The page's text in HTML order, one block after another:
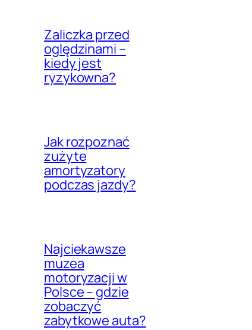
Zaliczka przed
oględzinami –
kiedy jest
ryzykowna?
Jak rozpoznać
zużyte
amortyzatory
podczas jazdy?
Najciekawsze
muzea
motoryzacji w
Polsce – gdzie
zobaczyć
zabytkowe auta?